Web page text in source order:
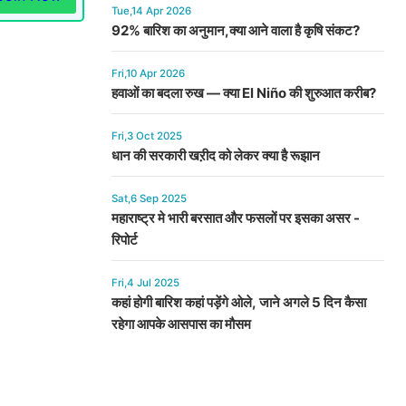
Tue,14 Apr 2026
92% बारिश का अनुमान,क्या आने वाला है कृषि संकट?
Fri,10 Apr 2026
हवाओं का बदला रुख — क्या El Niño की शुरुआत करीब?
Fri,3 Oct 2025
धान की सरकारी खऱीद को लेकर क्या है रूझान
Sat,6 Sep 2025
महाराष्ट्र मे भारी बरसात और फसलों पर इसका असर -
रिपोर्ट
Fri,4 Jul 2025
कहां होगी बारिश कहां पड़ेंगे ओले, जाने अगले 5 दिन कैसा
रहेगा आपके आसपास का मौसम